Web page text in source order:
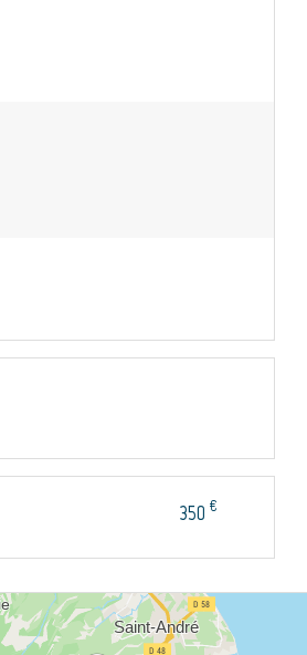
350 €